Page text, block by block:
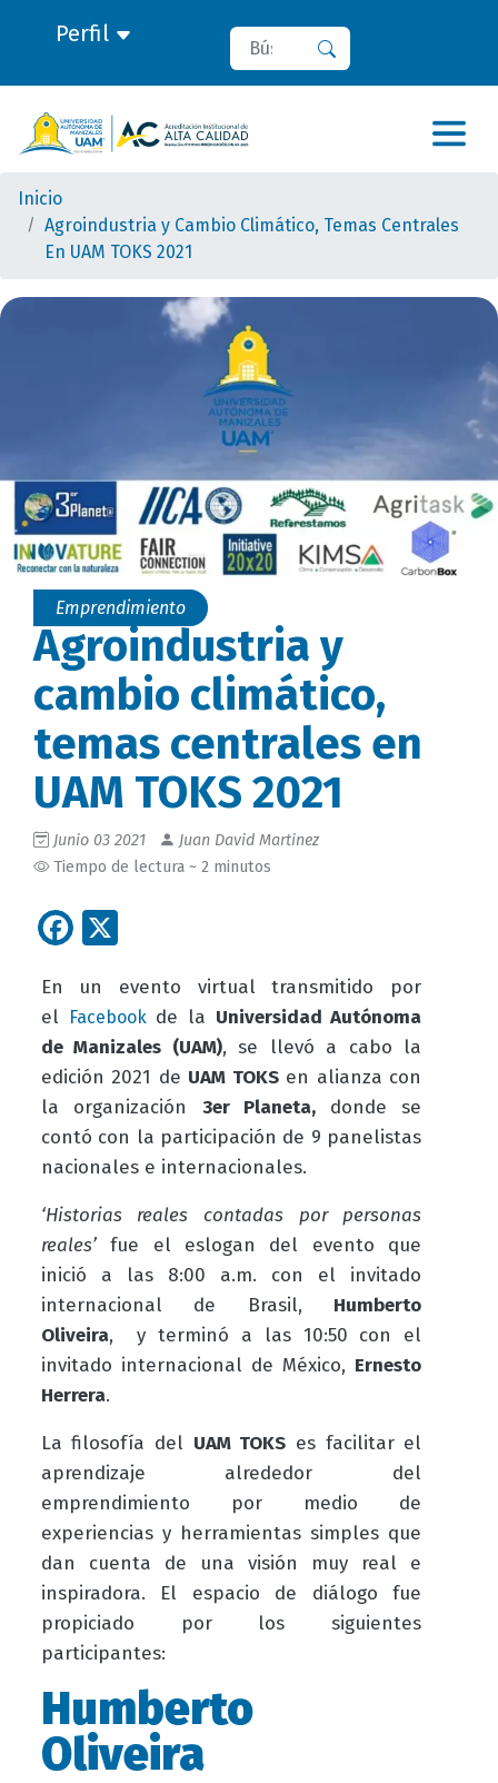
Perfil Buscar
Inicio
Agroindustria y Cambio Climático, Temas Centrales
En UAM TOKS 2021
Emprendimiento
Agroindustria y
cambio climático,
temas centrales en
UAM TOKS 2021
Junio 03 2021
Juan David Martinez
Tiempo de lectura ~ 2 minutos
Facebook
En un evento virtual transmitido por
el
Facebook de la Universidad Autónoma
de Manizales (UAM), se llevó a cabo la
edición 2021 de UAM TOKSen alianza con
la organización 3er Planeta, donde se
contó con la participación de 9 panelistas
nacionales e internacionales.
‘Historias reales contadas por personas
reales’fue el eslogan del evento que
inició a las 8:00 a.m. con el invitado
internacional de Brasil, Humberto
Oliveira, y terminó a las 10:50 con el
invitado internacional de México, Ernesto
Herrera.
La filosofía del UAM TOKS es facilitar el
aprendizaje alrededor del
emprendimiento por medio de
experiencias y herramientas simples que
dan cuenta de una visión muy real e
inspiradora. El espacio de diálogo fue
propiciado por los siguientes
participantes:
Humberto
Oliveira